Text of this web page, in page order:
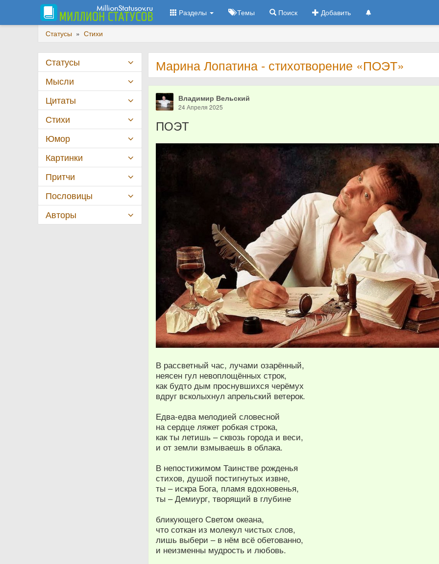
Разделы Темы Поиск Добавить
Статусы » Стихи
Марина Лопатина - стихотворение «ПОЭТ»
Владимир Вельский
24 Апреля 2025
ПОЭТ
В рассветный час, лучами озарённый,
неясен гул невоплощённых строк,
как будто дым проснувшихся черёмух
вдруг всколыхнул апрельский ветерок.
Едва-едва мелодией словесной
на сердце ляжет робкая строка,
как ты летишь – сквозь города и веси,
и от земли взмываешь в облака.
В непостижимом Таинстве рожденья
стихов, душой постигнутых извне,
ты – искра Бога, пламя вдохновенья,
ты – Демиург, творящий в глубине
бликующего Светом океана,
что соткан из молекул чистых слов,
лишь выбери – в нём всё обетованно,
и неизменны мудрость и любовь.
Статусы
Мысли
Цитаты
Стихи
Юмор
Картинки
Притчи
Пословицы
Авторы